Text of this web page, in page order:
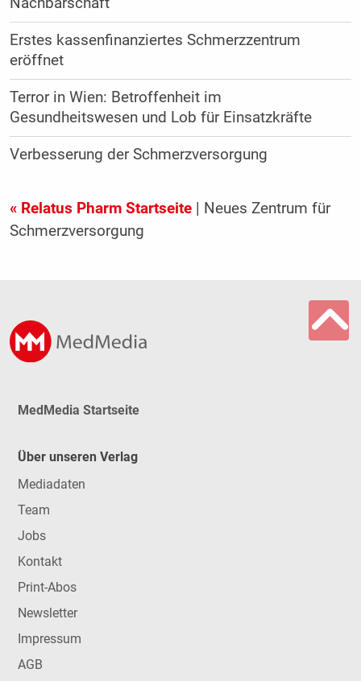
Erstes kassenfinanziertes Schmerzzentrum
eröffnet
Terror in Wien: Betroffenheit im
Gesundheitswesen und Lob für Einsatzkräfte
Verbesserung der Schmerzversorgung
« Relatus Pharm Startseite| Neues Zentrum für
Schmerzversorgung
MedMedia Startseite
Über unseren Verlag
Mediadaten
Team
Jobs
Kontakt
Print-Abos
Newsletter
Impressum
AGB